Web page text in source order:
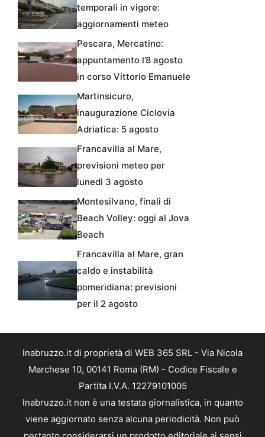
temporali in vigore:
aggiornamenti meteo
Pescara, Mercatino:
appuntamento l’8 agosto
in corso Vittorio Emanuele
Martinsicuro,
inaugurazione Ciclovia
Adriatica: 5 agosto
Francavilla al Mare,
previsioni meteo per
lunedì 3 agosto
Montesilvano, finali di
Beach Volley: oggi al Jova
Beach
Francavilla al Mare, gran
caldo e instabilità
pomeridiana: previsioni
per il 2 agosto
Inabruzzo.it di proprietà di WEB 365 SRL - Via Nicola
Marchese 10, 00141 Roma (RM) - Codice Fiscale e
Partita I.V.A. 12279101005
Inabruzzo.it non è una testata giornalistica, in quanto
viene aggiornato senza alcuna periodicità. Non può